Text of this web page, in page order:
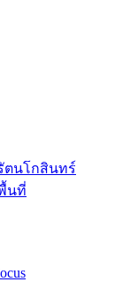
ตนโกสินทร์
นที่